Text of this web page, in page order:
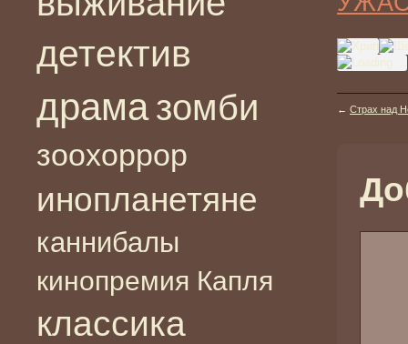
детектив
драма зомби
зоохоррор
инопланетяне
каннибалы
кинопремия Капля
классика
← Страх над